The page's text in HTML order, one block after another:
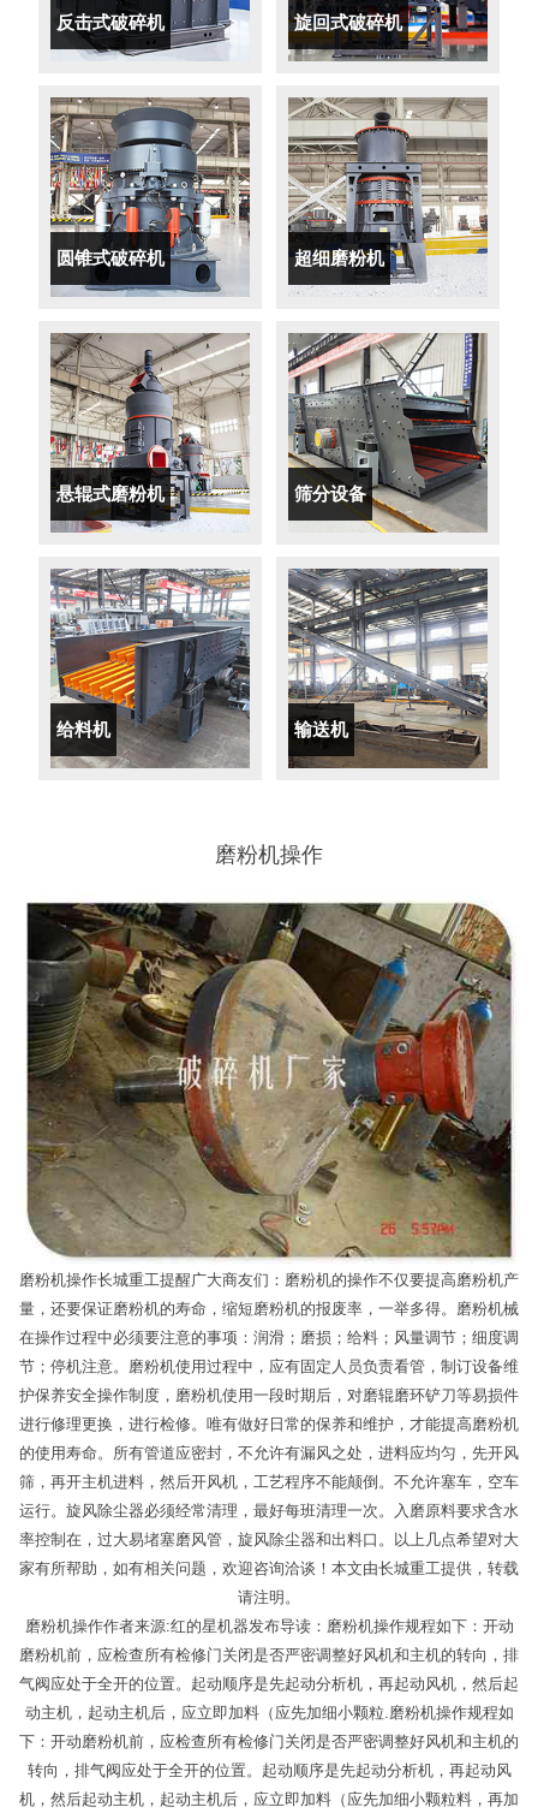
反击式破碎机 旋回式破碎机
圆锥式破碎机 超细磨粉机
悬辊式磨粉机 筛分设备
给料机 输送机
磨粉机操作
磨粉机操作长城重工提醒广大商友们：磨粉机的操作不仅要提高磨粉机产
量，还要保证磨粉机的寿命，缩短磨粉机的报废率，一举多得。磨粉机械
在操作过程中必须要注意的事项：润滑；磨损；给料；风量调节；细度调
节；停机注意。磨粉机使用过程中，应有固定人员负责看管，制订设备维
护保养安全操作制度，磨粉机使用一段时期后，对磨辊磨环铲刀等易损件
进行修理更换，进行检修。唯有做好日常的保养和维护，才能提高磨粉机
的使用寿命。所有管道应密封，不允许有漏风之处，进料应均匀，先开风
筛，再开主机进料，然后开风机，工艺程序不能颠倒。不允许塞车，空车
运行。旋风除尘器必须经常清理，最好每班清理一次。入磨原料要求含水
率控制在，过大易堵塞磨风管，旋风除尘器和出料口。以上几点希望对大
家有所帮助，如有相关问题，欢迎咨询洽谈！本文由长城重工提供，转载
请注明。
磨粉机操作作者来源:红的星机器发布导读：磨粉机操作规程如下：开动
磨粉机前，应检查所有检修门关闭是否严密调整好风机和主机的转向，排
气阀应处于全开的位置。起动顺序是先起动分析机，再起动风机，然后起
动主机，起动主机后，应立即加料（应先加细小颗粒.磨粉机操作规程如
下：开动磨粉机前，应检查所有检修门关闭是否严密调整好风机和主机的
转向，排气阀应处于全开的位置。起动顺序是先起动分析机，再起动风
机，然后起动主机，起动主机后，应立即加料（应先加细小颗粒料，再加